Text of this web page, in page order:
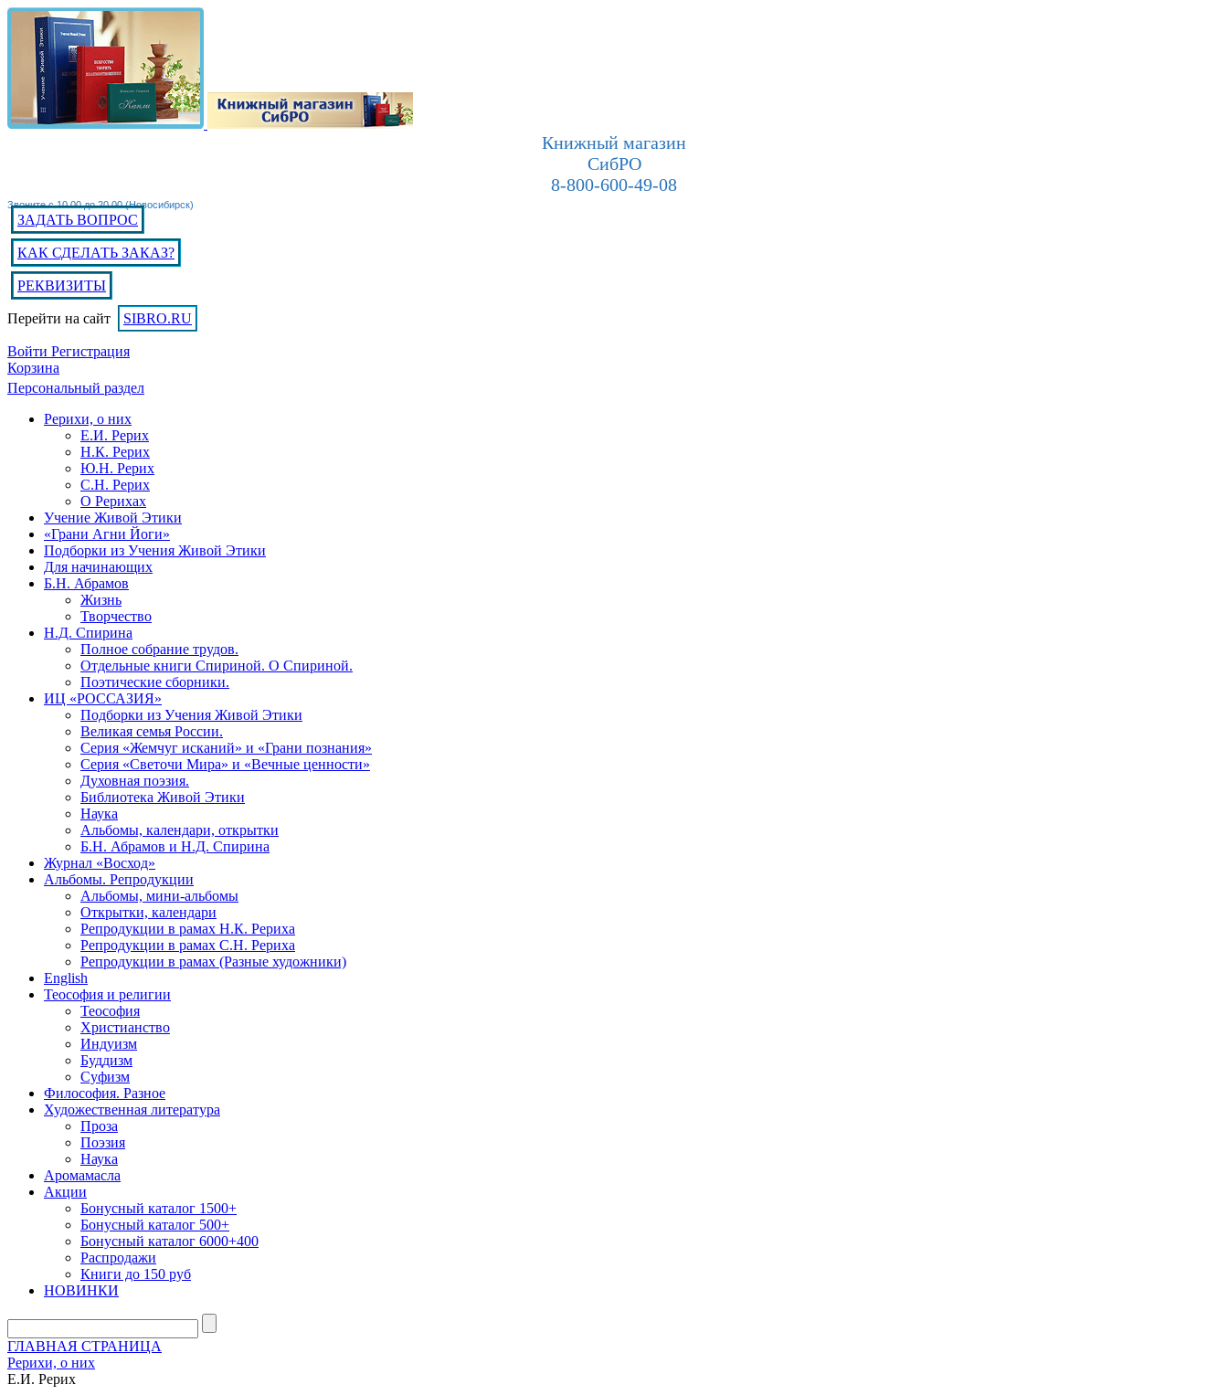
Книжный магазин
СибРО
8-800-600-49-08
Звоните с 10.00 до 20.00 (Новосибирск)
ЗАДАТЬ ВОПРОС
КАК СДЕЛАТЬ ЗАКАЗ?
РЕКВИЗИТЫ
Перейти на сайт SIBRO.RU
Войти Регистрация
Корзина
Персональный раздел
Рерихи, о них
Е.И. Рерих
Н.К. Рерих
Ю.Н. Рерих
С.Н. Рерих
О Рерихах
Учение Живой Этики
«Грани Агни Йоги»
Подборки из Учения Живой Этики
Для начинающих
Б.Н. Абрамов
Жизнь
Творчество
Н.Д. Спирина
Полное собрание трудов.
Отдельные книги Спириной. О Спириной.
Поэтические сборники.
ИЦ «РОССАЗИЯ»
Подборки из Учения Живой Этики
Великая семья России.
Серия «Жемчуг исканий» и «Грани познания»
Серия «Светочи Мира» и «Вечные ценности»
Духовная поэзия.
Библиотека Живой Этики
Наука
Альбомы, календари, открытки
Б.Н. Абрамов и Н.Д. Спирина
Журнал «Восход»
Альбомы. Репродукции
Альбомы, мини-альбомы
Открытки, календари
Репродукции в рамах Н.К. Рериха
Репродукции в рамах С.Н. Рериха
Репродукции в рамах (Разные художники)
English
Теософия и религии
Теософия
Христианство
Индуизм
Буддизм
Суфизм
Философия. Разное
Художественная литература
Проза
Поэзия
Наука
Аромамасла
Акции
Бонусный каталог 1500+
Бонусный каталог 500+
Бонусный каталог 6000+400
Распродажи
Книги до 150 руб
НОВИНКИ
ГЛАВНАЯ СТРАНИЦА
Рерихи, о них
Е.И. Рерих